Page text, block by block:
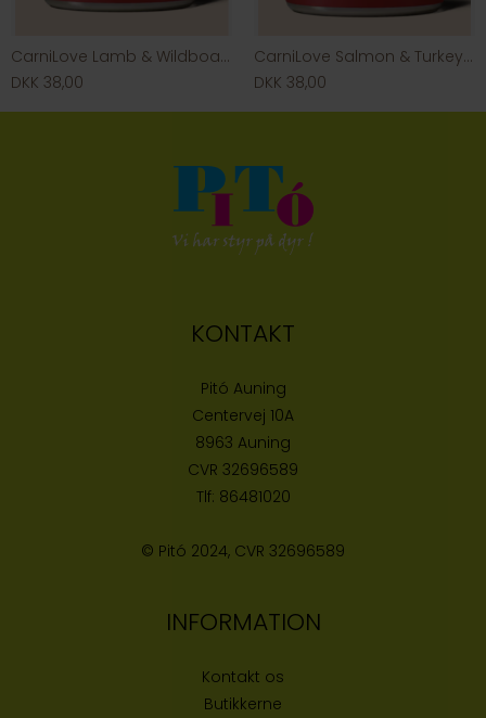
CarniLove Lamb & Wildboar (Dåse)
DKK 38,00
CarniLove Salmon & Turkey (Dåse)
DKK 38,00
KONTAKT
Pitó Auning
Centervej 10A
8963 Auning
CVR 32696589
Tlf: 86481020
© Pitó 2024, CVR 32696589
INFORMATION
Kontakt os
Butikkerne